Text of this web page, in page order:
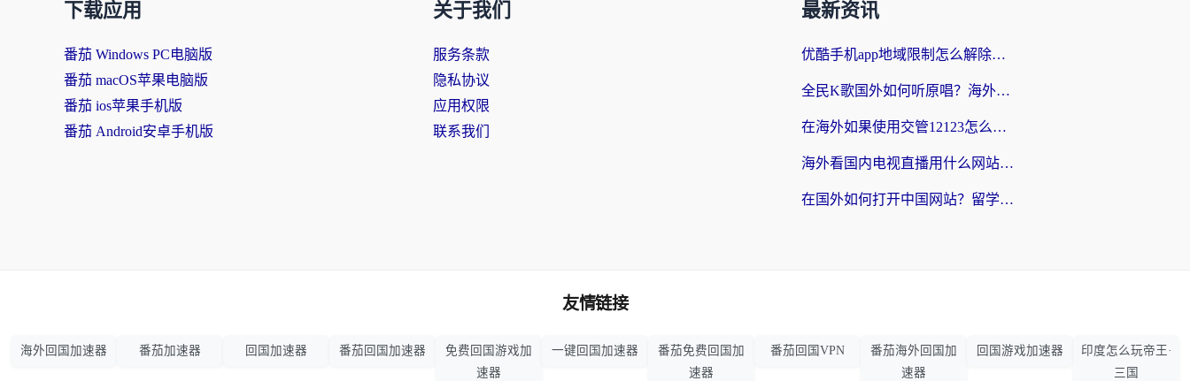
下载应用
番茄 Windows PC电脑版
番茄 macOS苹果电脑版
番茄 ios苹果手机版
番茄 Android安卓手机版
关于我们
服务条款
隐私协议
应用权限
联系我们
最新资讯
优酷手机app地域限制怎么解除？海外党亲测有效的追剧方案
全民K歌国外如何听原唱？海外党亲测有效的回国加速器选择指南
在海外如果使用交管12123怎么处理？留学生亲测有效的回国加速方案
海外看国内电视直播用什么网站比较好？一篇解决你所有追剧难题的实用指南
在国外如何打开中国网站？留学生与海外华人的无缝访问指南
友情链接
海外回国加速器 番茄加速器 回国加速器 番茄回国加速器
免费回国游戏加
速器
一键回国加速器
番茄免费回国加
速器
番茄回国VPN
番茄海外回国加
速器
回国游戏加速器
印度怎么玩帝王·
三国